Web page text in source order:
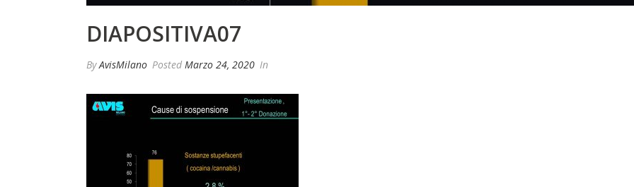
DIAPOSITIVA07
ByAvisMilano Posted Marzo 24, 2020 In